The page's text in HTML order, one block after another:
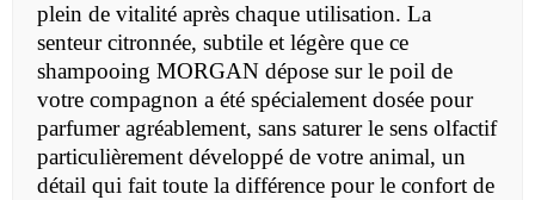
plein de vitalité après chaque utilisation. La
senteur citronnée, subtile et légère que ce
shampooing MORGAN dépose sur le poil de
votre compagnon a été spécialement dosée pour
parfumer agréablement, sans saturer le sens olfactif
particulièrement développé de votre animal, un
détail qui fait toute la différence pour le confort de